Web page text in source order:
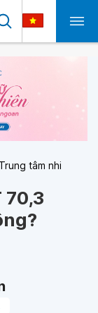
Trung tâm nhi
70,3